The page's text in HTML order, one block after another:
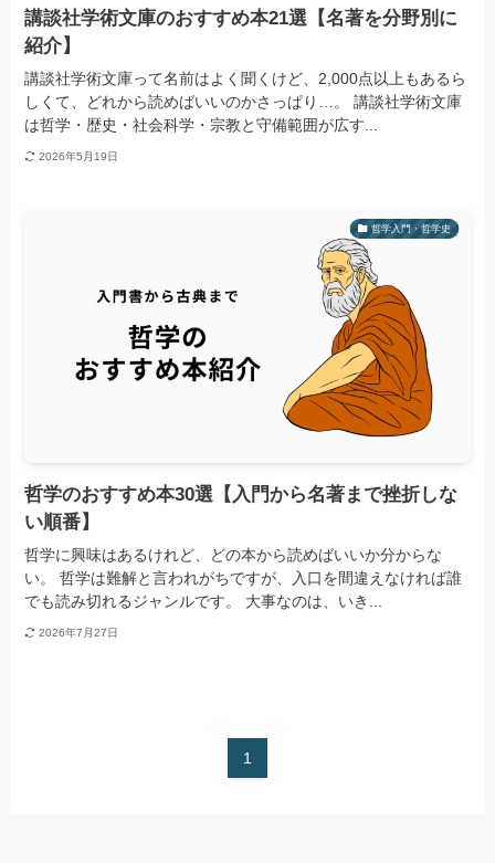
講談社学術文庫のおすすめ本21選【名著を分野別に
紹介】
講談社学術文庫って名前はよく聞くけど、2,000点以上もあるら
しくて、どれから読めばいいのかさっぱり…。 講談社学術文庫
は哲学・歴史・社会科学・宗教と守備範囲が広す...
2026年5月19日
哲学入門・哲学史
哲学のおすすめ本30選【入門から名著まで挫折しな
い順番】
哲学に興味はあるけれど、どの本から読めばいいか分からな
い。 哲学は難解と言われがちですが、入口を間違えなければ誰
でも読み切れるジャンルです。 大事なのは、いき...
2026年7月27日
1